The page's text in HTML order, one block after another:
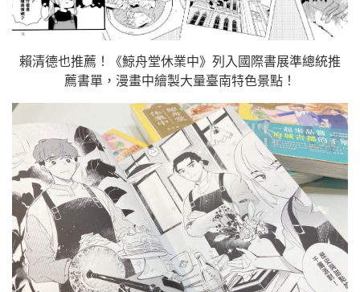
賴清德也推薦！《鯨舟堂休業中》列入國際書展準總統推
薦書單，漫畫中繪製大量臺南特色景點！